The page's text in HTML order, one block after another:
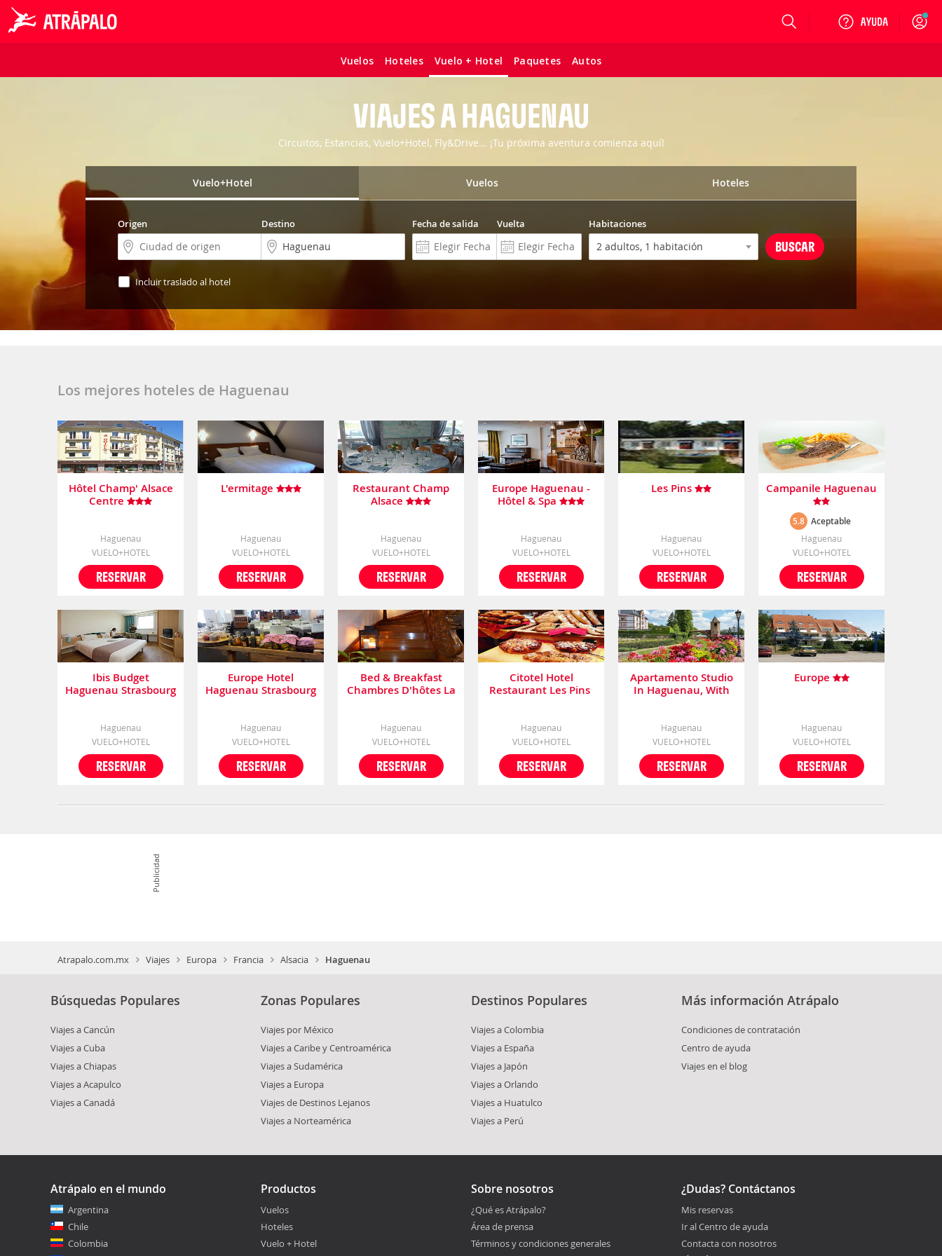
Vuelos Hoteles Vuelo + Hotel Paquetes Autos
Login
VIAJES A HAGUENAU
Circuitos, Estancias, Vuelo+Hotel, Fly&Drive... ¡Tu próxima aventura comienza aquí!
Vuelo+Hotel Vuelos Hoteles
Origen Destino Fecha de salida Vuelta Habitaciones
Incluir traslado al hotel
Los mejores hoteles de Haguenau
Hôtel Champ' Alsace
Centre
Haguenau
VUELO+HOTEL
RESERVAR
L'ermitage
Haguenau
VUELO+HOTEL
RESERVAR
Restaurant Champ
Alsace
Haguenau
VUELO+HOTEL
RESERVAR
Europe Haguenau -
Hôtel & Spa
Haguenau
VUELO+HOTEL
RESERVAR
Les Pins
Haguenau
VUELO+HOTEL
RESERVAR
Campanile Haguenau
5.8 Aceptable
Haguenau
VUELO+HOTEL
RESERVAR
Ibis Budget
Haguenau Strasbourg
Haguenau
VUELO+HOTEL
RESERVAR
Europe Hotel
Haguenau Strasbourg
Haguenau
VUELO+HOTEL
RESERVAR
Bed & Breakfast
Chambres D'hôtes La
Haguenau
VUELO+HOTEL
RESERVAR
Citotel Hotel
Restaurant Les Pins
Haguenau
VUELO+HOTEL
RESERVAR
Apartamento Studio
In Haguenau, With
And Wifi
Haguenau
VUELO+HOTEL
RESERVAR
Europe
Haguenau
VUELO+HOTEL
RESERVAR
Publicidad
Atrapalo.com.mx Viajes Europa Francia Alsacia Haguenau
Búsquedas Populares
Viajes a Cancún
Viajes a Cuba
Viajes a Chiapas
Viajes a Acapulco
Viajes a Canadá
Zonas Populares
Viajes por México
Viajes a Caribe y Centroamérica
Viajes a Sudamérica
Viajes a Europa
Viajes de Destinos Lejanos
Viajes a Norteamérica
Destinos Populares
Viajes a Colombia
Viajes a España
Viajes a Japón
Viajes a Orlando
Viajes a Huatulco
Viajes a Perú
Más información Atrápalo
Condiciones de contratación
Centro de ayuda
Viajes en el blog
Atrápalo en el mundo
Argentina
Chile
Colombia
Productos
Vuelos
Hoteles
Vuelo + Hotel
Sobre nosotros
¿Qué es Atrápalo?
Área de prensa
Términos y condiciones generales
¿Dudas? Contáctanos
Mis reservas
Ir al Centro de ayuda
Contacta con nosotros